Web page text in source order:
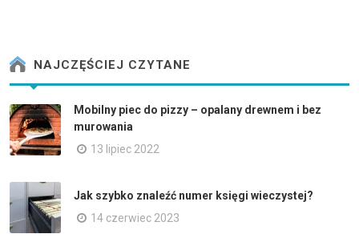
NAJCZĘŚCIEJ CZYTANE
Mobilny piec do pizzy – opalany drewnem i bez
murowania
13 lipiec 2022
Jak szybko znaleźć numer księgi wieczystej?
14 czerwiec 2023